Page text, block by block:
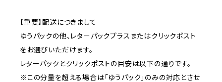
【重要】配送につきまして
ゆうパックの他、レターパックプラスまたはクリックポスト
をお選びいただけます。
レターパックとクリックポストの目安は以下の通りです。
※この分量を超える場合は「ゆうパック」のみの対応とさせ